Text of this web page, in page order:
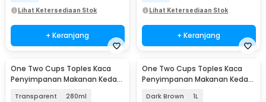
Lihat Ketersediaan Stok
+ Keranjang
Lihat Ketersediaan Stok
+ Keranjang
One Two Cups Toples Kaca
Penyimpanan Makanan Kedap
Transparent 280ml
One Two Cups Toples Kaca
Penyimpanan Makanan Kedap
Dark Brown 1L